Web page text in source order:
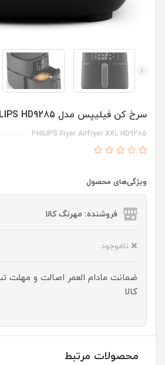
سرخ کن فیلیپس مدل PHILIPS HD9285
PHILIPS Fryer Airfryer XXL HD9285
ویژگی‌های محصول
فروشنده: مهرنگ کالا
ناموجود
کالا
محصولات مرتبط